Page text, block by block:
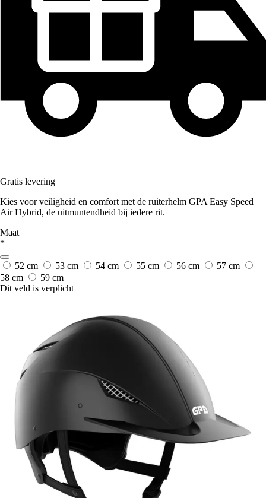
Gratis levering
Kies voor veiligheid en comfort met de ruiterhelm GPA Easy Speed
Air Hybrid, de uitmuntendheid bij iedere rit.
Maat
*
52 cm 53 cm 54 cm 55 cm 56 cm
57 cm
58 cm
59 cm
Dit veld is verplicht